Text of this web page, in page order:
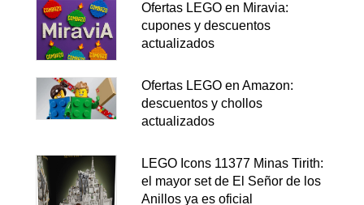
Ofertas LEGO en Miravia:
cupones y descuentos
actualizados
Ofertas LEGO en Amazon:
descuentos y chollos
actualizados
LEGO Icons 11377 Minas Tirith:
el mayor set de El Señor de los
Anillos ya es oficial